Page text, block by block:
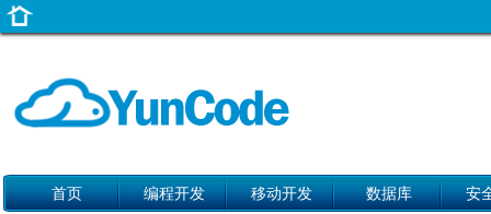
首页 编程开发 移动开发 数据库 安